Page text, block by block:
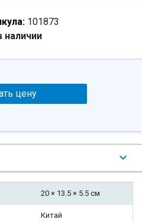
101873
наличии
цену
20 × 13.5 × 5.5 см
Китай